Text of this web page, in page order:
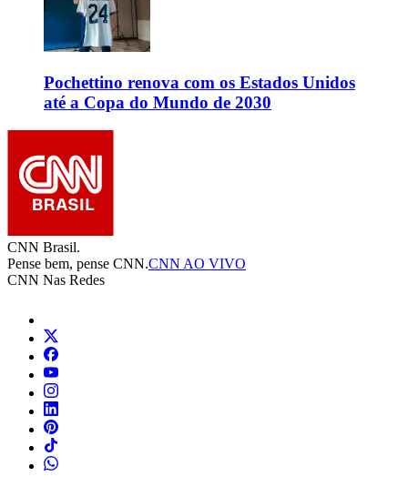
Pochettino renova com os Estados Unidos
até a Copa do Mundo de 2030
CNN Brasil.
Pense bem, pense CNN.CNN AO VIVO
CNN Nas Redes